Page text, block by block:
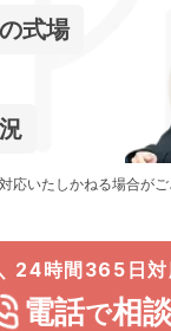
式場
応いたしかねる場合が
24時間365日対
電話で相